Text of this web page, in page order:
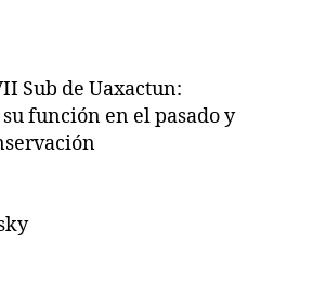
Sub de Uaxactun:
función en el pasado y